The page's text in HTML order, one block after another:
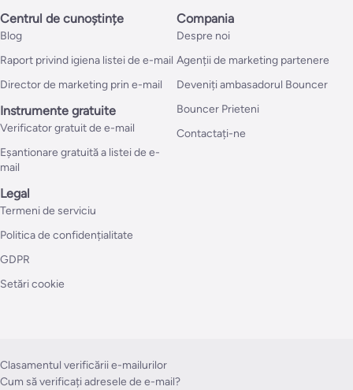
Centrul de cunoștințe
Blog
Raport privind igiena listei de e-mail
Director de marketing prin e-mail
Instrumente gratuite
Verificator gratuit de e-mail
Eșantionare gratuită a listei de e-
mail
Compania
Despre noi
Agenții de marketing partenere
Deveniți ambasadorul Bouncer
Bouncer Prieteni
Contactați-ne
Legal
Termeni de serviciu
Politica de confidențialitate
GDPR
Setări cookie
Clasamentul verificării e-mailurilor
Cum să verificați adresele de e-mail?